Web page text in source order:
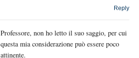
Reply
Professore, non ho letto il suo saggio, per cui
questa mia considerazione può essere poco
attinente.